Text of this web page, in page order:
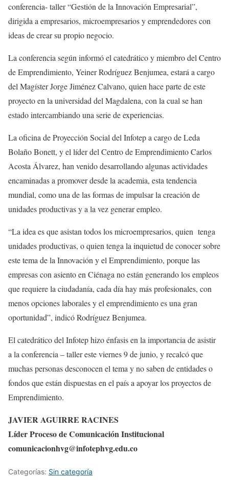
conferencia- taller “Gestión de la Innovación Empresarial”,
dirigida a empresarios, microempresarios y emprendedores con
ideas de crear su propio negocio.
La conferencia según informó el catedrático y miembro del Centro
de Emprendimiento, Yeiner Rodríguez Benjumea, estará a cargo
del Magíster Jorge Jiménez Calvano, quien hace parte de este
proyecto en la universidad del Magdalena, con la cual se han
estado intercambiando una serie de experiencias.
La oficina de Proyección Social del Infotep a cargo de Leda
Bolaño Bonett, y el líder del Centro de Emprendimiento Carlos
Acosta Álvarez, han venido desarrollando algunas actividades
encaminadas a promover desde la academia, esta tendencia
mundial, como una de las formas de impulsar la creación de
unidades productivas y a la vez generar empleo.
“La idea es que asistan todos los microempresarios, quien tenga
unidades productivas, o quien tenga la inquietud de conocer sobre
este tema de la Innovación y el Emprendimiento, porque las
empresas con asiento en Ciénaga no están generando los empleos
que requiere la ciudadanía, cada día hay más profesionales, con
menos opciones laborales y el emprendimiento es una gran
oportunidad”, indicó Rodríguez Benjumea.
El catedrático del Infotep hizo énfasis en la importancia de asistir
a la conferencia – taller este viernes 9 de junio, y recalcó que
muchas personas desconocen el tema y no saben de entidades o
fondos que están dispuestas en el país a apoyar los proyectos de
Emprendimiento.
JAVIER AGUIRRE RACINES
Líder Proceso de Comunicación Institucional
comunicacionhvg@infotephvg.edu.co
Categorías: Sin categoría